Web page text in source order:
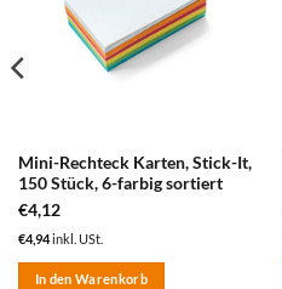
Mini-Rechteck Karten, Stick-It,
150 Stück, 6-farbig sortiert
€4,12
€4,94inkl. USt.
In den Warenkorb